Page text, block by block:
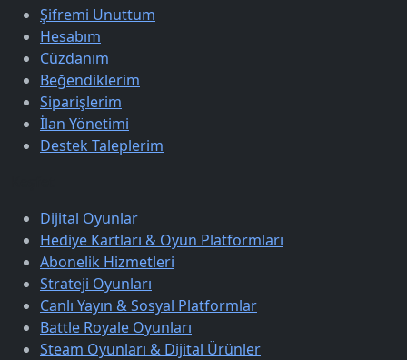
Şifremi Unuttum
Hesabım
Cüzdanım
Beğendiklerim
Siparişlerim
İlan Yönetimi
Destek Taleplerim
Dijital Oyunlar
Hediye Kartları & Oyun Platformları
Abonelik Hizmetleri
Strateji Oyunları
Canlı Yayın & Sosyal Platformlar
Battle Royale Oyunları
Steam Oyunları & Dijital Ürünler